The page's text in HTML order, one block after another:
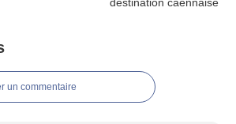
un commentaire